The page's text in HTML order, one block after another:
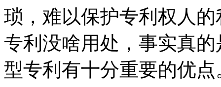
琐，难以保护专利权人
专利没啥用处，事实真
型专利有十分重要的优点